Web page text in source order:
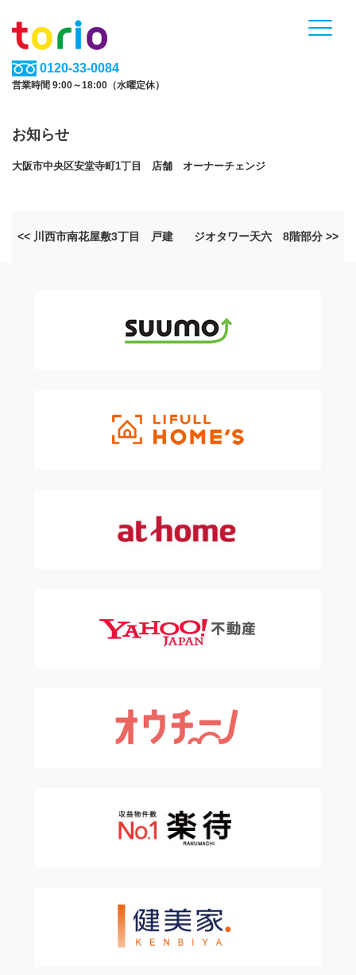
0120-33-0084
営業時間 9:00～18:00（水曜定休）
お知らせ
大阪市中央区安堂寺町1丁目 店舗 オーナーチェンジ
<< 川西市南花屋敷3丁目 戸建 ジオタワー天六 8階部分 >>